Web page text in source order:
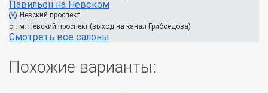
Павильон на Невском
Невский проспект
ст. м. Невский проспект (выход на канал Грибоедова)
Смотреть все салоны
Похожие варианты: